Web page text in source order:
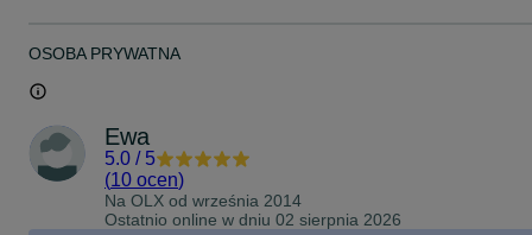
OSOBA PRYWATNA
Ewa
5.0 / 5
(10 ocen)
Na OLX od września 2014
Ostatnio online w dniu 02 sierpnia 2026